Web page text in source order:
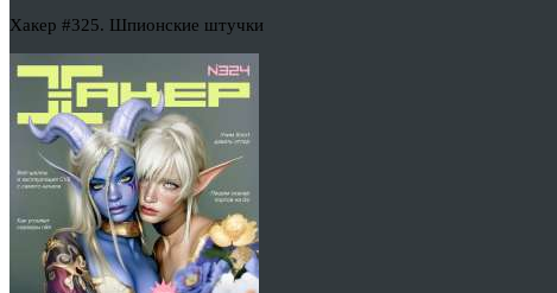
Хакер #325. Шпионские штучки